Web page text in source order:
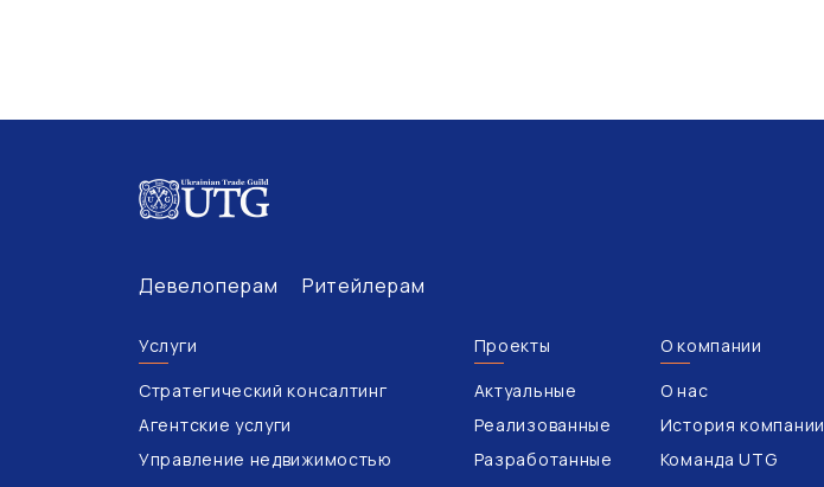
Девелоперам Ритейлерам
Услуги
Стратегический консалтинг
Агентские услуги
Управление недвижимостью
Проекты
Актуальные
Реализованные
Разработанные
О компании
О нас
История компании
Команда UTG